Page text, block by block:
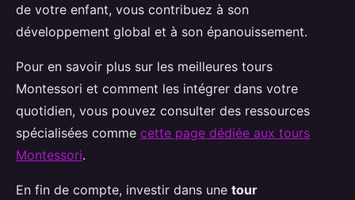
de votre enfant, vous contribuez à son
développement global et à son épanouissement.
Pour en savoir plus sur les meilleures tours
Montessori et comment les intégrer dans votre
quotidien, vous pouvez consulter des ressources
spécialisées comme cette page dédiée aux tours
Montessori.
En fin de compte, investir dans une tour